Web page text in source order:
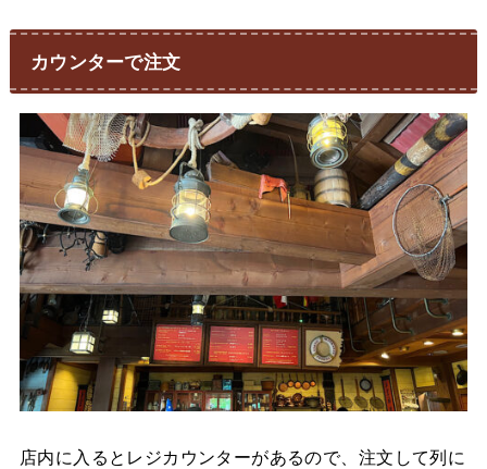
カウンターで注文
店内に入るとレジカウンターがあるので、注文して列に